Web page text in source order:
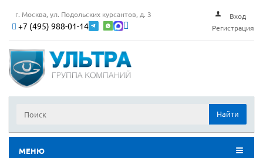
г. Москва, ул. Подольских курсантов, д. 3
+7 (495) 988-01-14
Вход
Регистрация
Найти
МЕНЮ